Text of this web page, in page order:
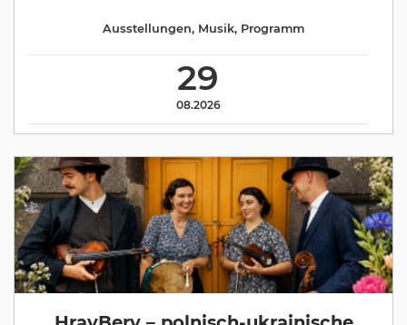
29
08.2026
Ausstellungen, Musik, Programm